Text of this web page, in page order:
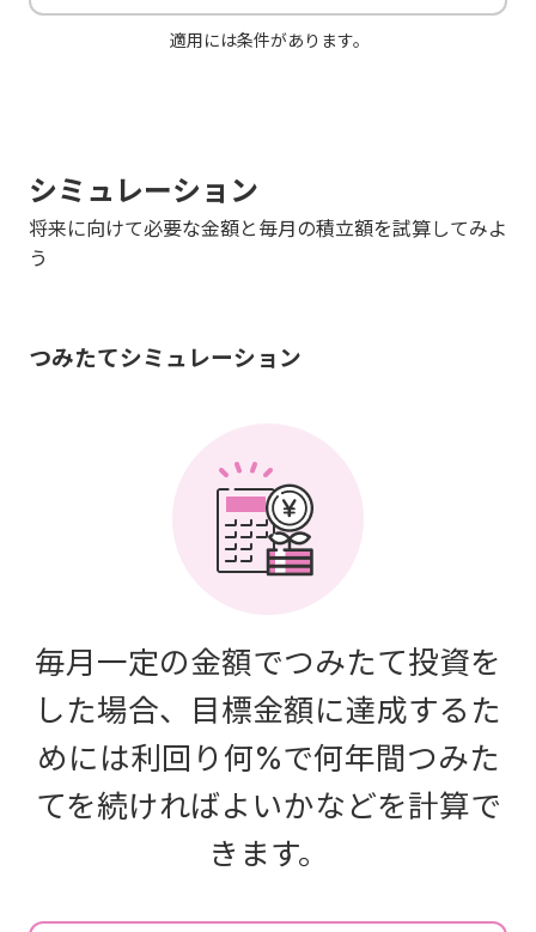
適用には条件があります。
シミュレーション
将来に向けて必要な金額と毎月の積立額を試算してみよ
う
つみたてシミュレーション
毎月一定の金額でつみたて投資を
した場合、目標金額に達成するた
めには利回り何%で何年間つみた
てを続ければよいかなどを計算で
きます。